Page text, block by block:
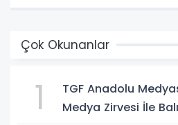
Çok Okunanlar
1
TGF Anadolu
Medya Zirvesi İle